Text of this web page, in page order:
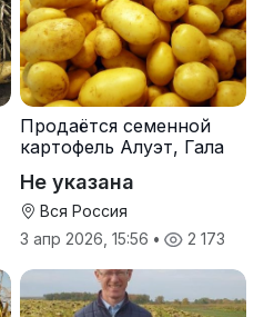
Продаётся семенной
картофель Алуэт, Гала
Не указана
Вся Россия
3 апр 2026, 15:56 • 2 173